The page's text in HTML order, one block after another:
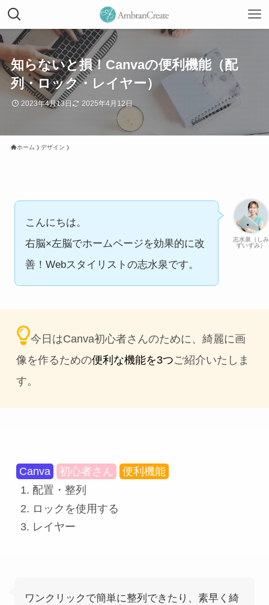
知らないと損！Canvaの便利機能（配
列・ロック・レイヤー）
2023年4月13日 2025年4月12日
ホーム デザイン
志水泉（しみ
ずいずみ）
こんにちは。
右脳×左脳でホームページを効果的に改
善！Webスタイリストの志水泉です。
今日はCanva初心者さんのために、綺麗に画
像を作るための便利な機能を3つご紹介いたしま
す。
Canva 初心者さん
便利機能
配置・整列
ロックを使用する
レイヤー
ワンクリックで簡単に整列できたり、素早く綺